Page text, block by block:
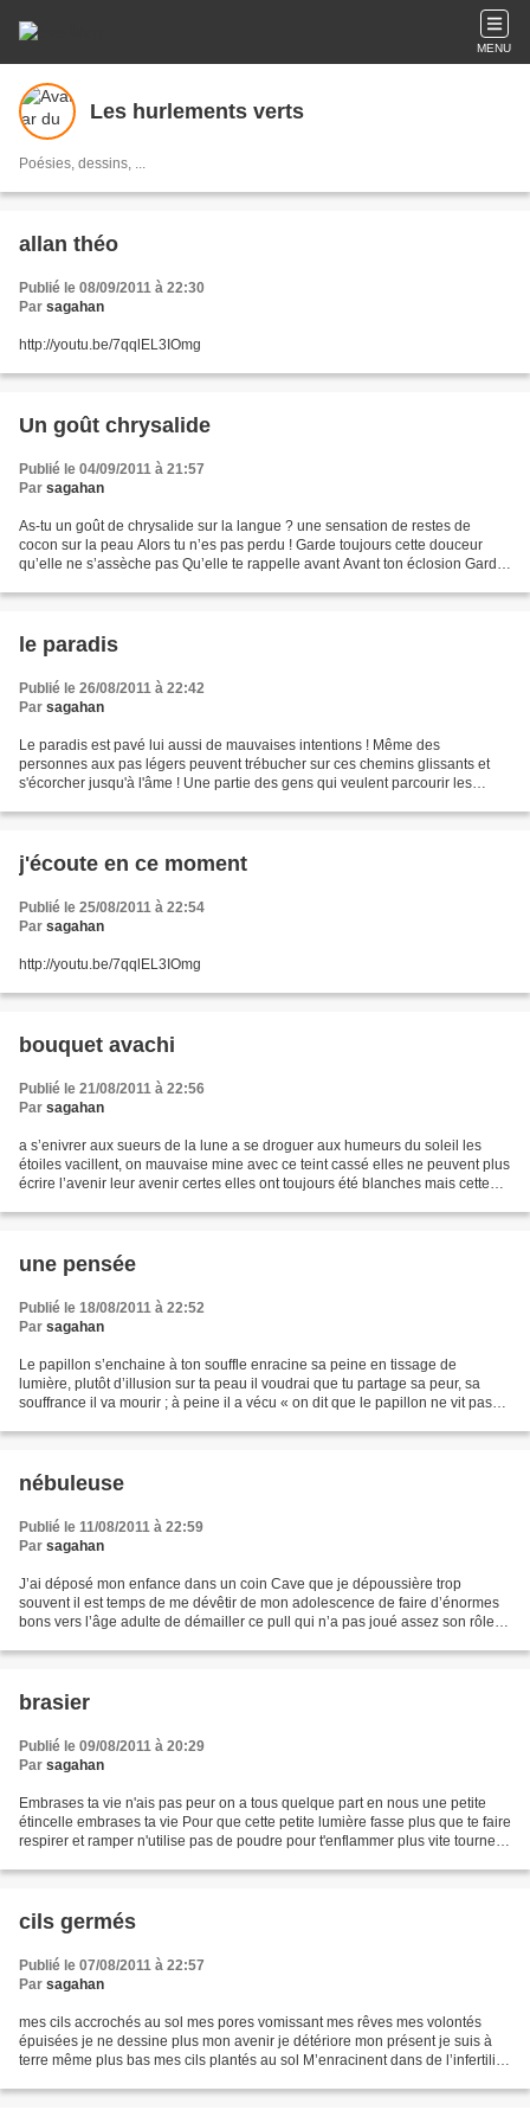
MENU
Les hurlements verts
Poésies, dessins, ...
allan théo
Publié le 08/09/2011 à 22:30
Par sagahan
http://youtu.be/7qqlEL3IOmg
Un goût chrysalide
Publié le 04/09/2011 à 21:57
Par sagahan
As-tu un goût de chrysalide sur la langue ? une sensation de restes de
cocon sur la peau Alors tu n’es pas perdu ! Garde toujours cette douceur
qu’elle ne s’assèche pas Qu’elle te rappelle avant Avant ton éclosion Garde
le paradis
Publié le 26/08/2011 à 22:42
Par sagahan
Le paradis est pavé lui aussi de mauvaises intentions ! Même des
personnes aux pas légers peuvent trébucher sur ces chemins glissants et
s'écorcher jusqu'à l'âme ! Une partie des gens qui veulent parcourir les
j'écoute en ce moment
Publié le 25/08/2011 à 22:54
Par sagahan
http://youtu.be/7qqlEL3IOmg
bouquet avachi
Publié le 21/08/2011 à 22:56
Par sagahan
a s’enivrer aux sueurs de la lune a se droguer aux humeurs du soleil les
étoiles vacillent, on mauvaise mine avec ce teint cassé elles ne peuvent plus
écrire l’avenir leur avenir certes elles ont toujours été blanches mais cette
une pensée
Publié le 18/08/2011 à 22:52
Par sagahan
Le papillon s’enchaine à ton souffle enracine sa peine en tissage de
lumière, plutôt d’illusion sur ta peau il voudrai que tu partage sa peur, sa
souffrance il va mourir ; à peine il a vécu « on dit que le papillon ne vit pas
nébuleuse
Publié le 11/08/2011 à 22:59
Par sagahan
J’ai déposé mon enfance dans un coin Cave que je dépoussière trop
souvent il est temps de me dévêtir de mon adolescence de faire d’énormes
bons vers l’âge adulte de démailler ce pull qui n’a pas joué assez son rôle
brasier
Publié le 09/08/2011 à 20:29
Par sagahan
Embrases ta vie n'ais pas peur on a tous quelque part en nous une petite
étincelle embrases ta vie Pour que cette petite lumière fasse plus que te faire
respirer et ramper n'utilise pas de poudre pour t'enflammer plus vite tournes
cils germés
Publié le 07/08/2011 à 22:57
Par sagahan
mes cils accrochés au sol mes pores vomissant mes rêves mes volontés
épuisées je ne dessine plus mon avenir je détériore mon présent je suis à
terre même plus bas mes cils plantés au sol M’enracinent dans de l’infertilité